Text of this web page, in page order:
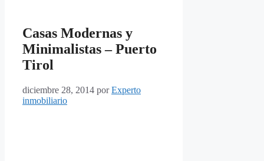
Casas Modernas y
Minimalistas – Puerto
Tirol
diciembre 28, 2014 porExperto
inmobiliario